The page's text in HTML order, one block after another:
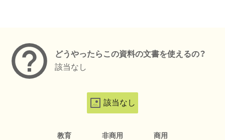
どうやったらこの資料の文書を使えるの？
該当なし
該当なし
教育 非商用 商用